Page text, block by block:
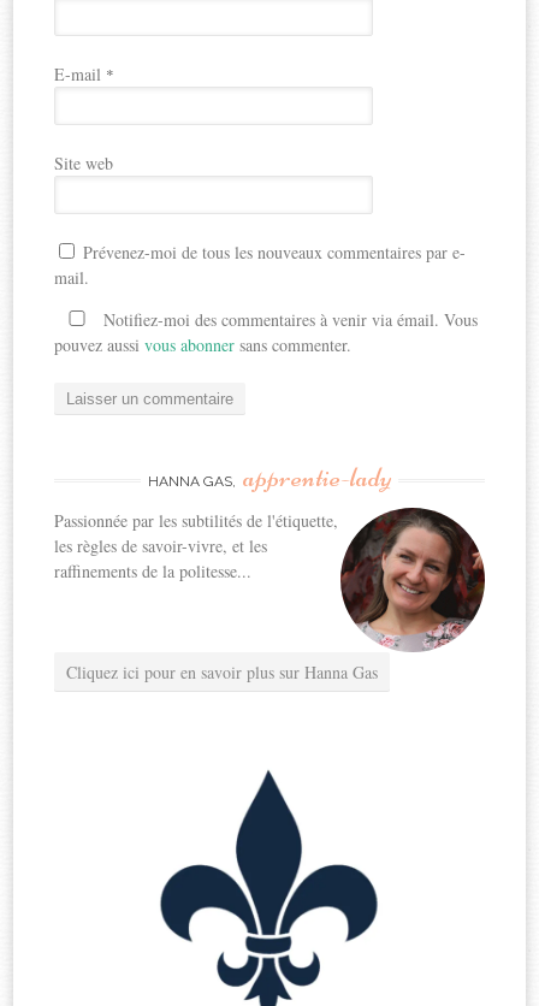
E-mail *
Site web
Prévenez-moi de tous les nouveaux commentaires par e-
mail.
Notifiez-moi des commentaires à venir via émail. Vous
pouvez aussivous abonner sans commenter.
HANNA GAS, apprentie-lady
Passionnée par les subtilités de l'étiquette,
les règles de savoir-vivre, et les
raffinements de la politesse...
Cliquez ici pour en savoir plus sur Hanna Gas